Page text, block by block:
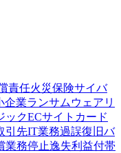
責任火災保険サイバ
企業ランサムウェア リ
ックECサイト カード
引先IT業務過誤復旧バ
業務停止逸失利益付帯